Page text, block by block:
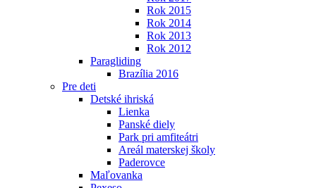
Rok 2015
Rok 2014
Rok 2013
Rok 2012
Paragliding
Brazília 2016
Pre deti
Detské ihriská
Lienka
Panské diely
Park pri amfiteátri
Areál materskej školy
Paderovce
Maľovanka